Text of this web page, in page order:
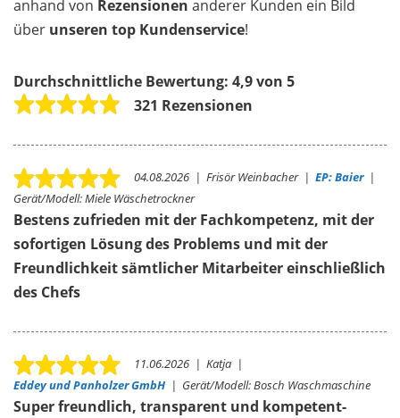
anhand von Rezensionen anderer Kunden ein Bild
über unseren top Kundenservice!
Durchschnittliche Bewertung: 4,9 von 5
321 Rezensionen
04.08.2026 | Frisör Weinbacher| EP: Baier|
Gerät/Modell:Miele Wäschetrockner
Bestens zufrieden mit der Fachkompetenz, mit der
sofortigen Lösung des Problems und mit der
Freundlichkeit sämtlicher Mitarbeiter einschließlich
des Chefs
11.06.2026 | Katja |
Eddey und Panholzer GmbH | Gerät/Modell:Bosch Waschmaschine
Super freundlich, transparent und kompetent-